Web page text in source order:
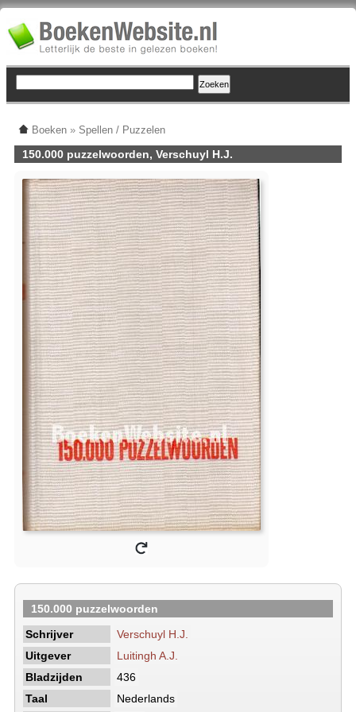
Boeken » Spellen / Puzzelen
150.000 puzzelwoorden, Verschuyl H.J.
150.000 puzzelwoorden
Schrijver
Verschuyl H.J.
Uitgever
Luitingh A.J.
Bladzijden
436
Taal
Nederlands